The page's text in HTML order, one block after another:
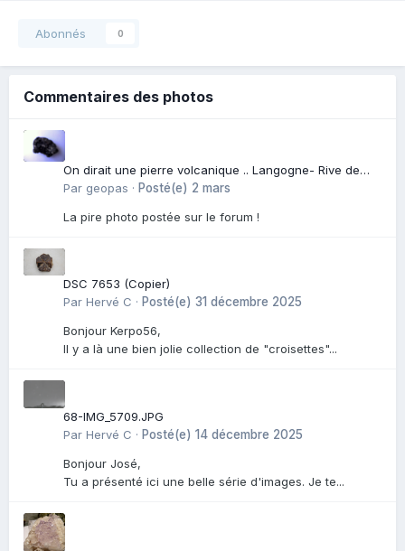
Abonnés 0
Commentaires des photos
On dirait une pierre volcanique .. Langogne- Rive de
l\'Alli
Par geopas · Posté(e) 2 mars
La pire photo postée sur le forum !
DSC 7653 (Copier)
Par Hervé C · Posté(e) 31 décembre 2025
Bonjour Kerpo56,
Il y a là une bien jolie collection de "croisettes"...
68-IMG_5709.JPG
Par Hervé C · Posté(e) 14 décembre 2025
Bonjour José,
Tu a présenté ici une belle série d'images. Je te...